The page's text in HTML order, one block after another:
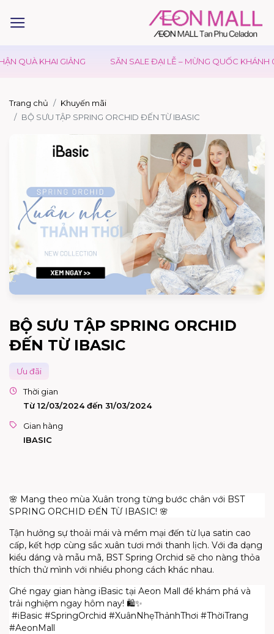
QUÀ KHAI GIẢNG SĂN SALE ĐẠI LỄ – MỪNG QUỐC KHÁNH
Trang chủ
Khuyến mãi
BỘ SƯU TẬP SPRING ORCHID ĐẾN TỪ IBASIC
BỘ SƯU TẬP SPRING ORCHID
ĐẾN TỪ IBASIC
Ưu đãi
Thời gian
Từ 12/03/2024 đến 31/03/2024
Gian hàng
IBASIC
🌸 Mang theo mùa Xuân trong từng bước chân với BST
SPRING ORCHID ĐẾN TỪ IBASIC! 🌸
Tận hưởng sự thoải mái và mềm mại đến từ lụa satin cao
cấp, kết hợp cùng sắc xuân tươi mới thanh lịch. Với đa dạng
kiểu dáng và mẫu mã, BST Spring Orchid sẽ cho nàng thỏa
thích thử mình với nhiều phong cách khác nhau.
Ghé ngay gian hàng iBasic tại Aeon Mall để khám phá và
trải nghiệm ngay hôm nay! 🛍️✨
#iBasic #SpringOrchid #XuânNhẹThảnhThơi #ThờiTrang
#AeonMall